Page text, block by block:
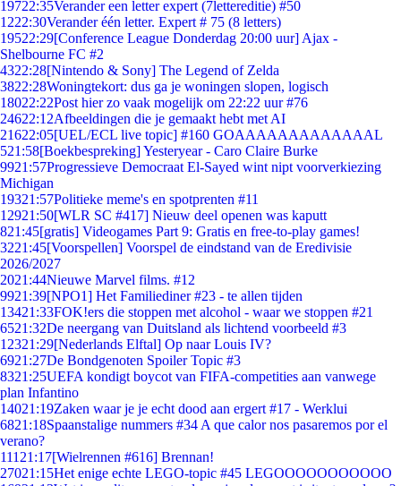
19722:35Verander een letter expert (7lettereditie) #50
1222:30Verander één letter. Expert # 75 (8 letters)
19522:29[Conference League Donderdag 20:00 uur] Ajax -
Shelbourne FC #2
4322:28[Nintendo & Sony] The Legend of Zelda
3822:28Woningtekort: dus ga je woningen slopen, logisch
18022:22Post hier zo vaak mogelijk om 22:22 uur #76
24622:12Afbeeldingen die je gemaakt hebt met AI
21622:05[UEL/ECL live topic] #160 GOAAAAAAAAAAAAAL
521:58[Boekbespreking] Yesteryear - Caro Claire Burke
9921:57Progressieve Democraat El-Sayed wint nipt voorverkiezing
Michigan
19321:57Politieke meme's en spotprenten #11
12921:50[WLR SC #417] Nieuw deel openen was kaputt
821:45[gratis] Videogames Part 9: Gratis en free-to-play games!
3221:45[Voorspellen] Voorspel de eindstand van de Eredivisie
2026/2027
2021:44Nieuwe Marvel films. #12
9921:39[NPO1] Het Familiediner #23 - te allen tijden
13421:33FOK!ers die stoppen met alcohol - waar we stoppen #21
6521:32De neergang van Duitsland als lichtend voorbeeld #3
12321:29[Nederlands Elftal] Op naar Louis IV?
6921:27De Bondgenoten Spoiler Topic #3
8321:25UEFA kondigt boycot van FIFA-competities aan vanwege
plan Infantino
14021:19Zaken waar je je echt dood aan ergert #17 - Werklui
6821:18Spaanstalige nummers #34 A que calor nos pasaremos por el
verano?
111 21:17[Wielrennen #616] Brennan!
27021:15Het enige echte LEGO-topic #45 LEGOOOOOOOOOOO